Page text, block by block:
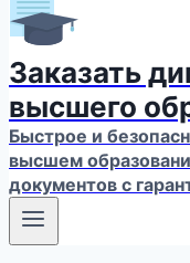
Заказать
высшего
Быстрое и
высшем
документов с